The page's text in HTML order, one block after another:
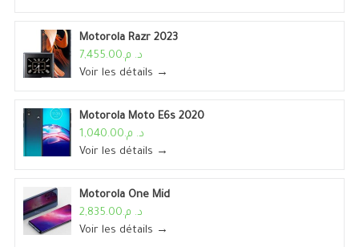
Motorola Razr 2023
د. م.7,455.00
Voir les détails →
Motorola Moto E6s 2020
د. م.1,040.00
Voir les détails →
Motorola One Mid
د. م.2,835.00
Voir les détails →